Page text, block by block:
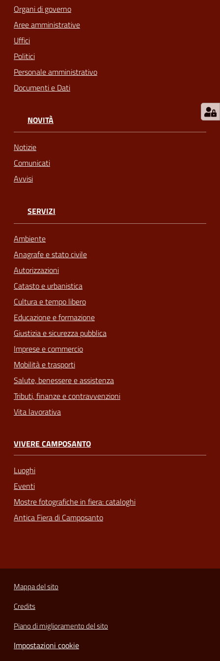
telematico
SUE
Tutti
gli
argomenti...
Seguici
Organi di governo
Aree amministrative
Uffici
Politici
Personale amministrativo
Documenti e Dati
NOVITÀ
Notizie
Comunicati
Avvisi
SERVIZI
Ambiente
Anagrafe e stato civile
Autorizzazioni
Catasto e urbanistica
Cultura e tempo libero
Educazione e formazione
Giustizia e sicurezza pubblica
Imprese e commercio
Mobilità e trasporti
Salute, benessere e assistenza
Tributi, finanze e contravvenzioni
Vita lavorativa
VIVERE CAMPOSANTO
Luoghi
Eventi
Mostre fotografiche in fiera: cataloghi
Antica Fiera di Camposanto
Mappa del sito
Credits
Piano di miglioramento del sito
Impostazioni cookie